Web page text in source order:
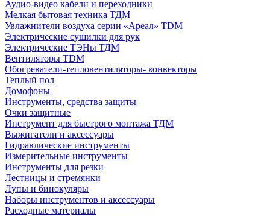
Аудио-видео кабели и переходники
Мелкая бытовая техника ТДМ
Увлажнители воздуха серии «Ареал» TDM
Электрические сушилки для рук
Электрические ТЭНы ТДМ
Вентиляторы TDM
Обогреватели-тепловентиляторы- конвекторы
Теплый пол
Домофоны
Инструменты, средства защиты
Очки защитные
Инструмент для быстрого монтажа ТДМ
Выжигатели и аксессуары
Гидравлические инструменты
Измерительные инструменты
Инструменты для резки
Лестницы и стремянки
Лупы и бинокуляры
Наборы инструментов и аксессуары
Расходные материалы